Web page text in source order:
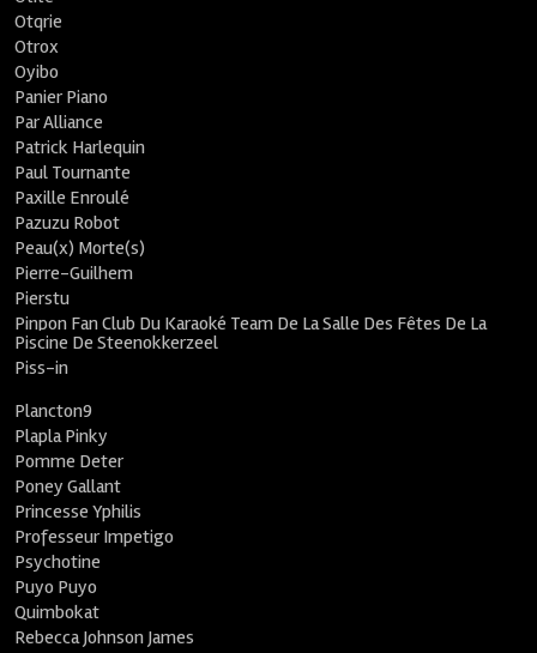
Otqrie
Otrox
Oyibo
Panier Piano
Par Alliance
Patrick Harlequin
Paul Tournante
Paxille Enroulé
Pazuzu Robot
Peau(x) Morte(s)
Pierre-Guilhem
Pierstu
Pinpon Fan Club Du Karaoké Team De La Salle Des Fêtes De La
Piscine De Steenokkerzeel
Piss-in
Plancton9
Plapla Pinky
Pomme Deter
Poney Gallant
Princesse Yphilis
Professeur Impetigo
Psychotine
Puyo Puyo
Quimbokat
Rebecca Johnson James